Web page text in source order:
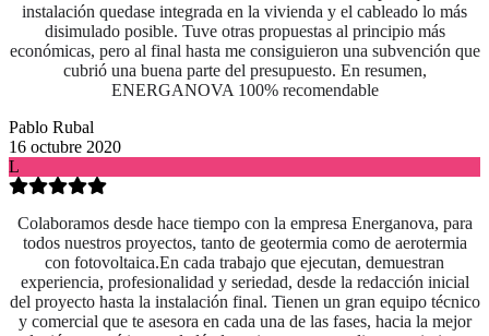
instalación quedase integrada en la vivienda y el cableado lo más
disimulado posible. Tuve otras propuestas al principio más
económicas, pero al final hasta me consiguieron una subvención que
cubrió una buena parte del presupuesto. En resumen,
ENERGANOVA 100% recomendable
Pablo Rubal
16 octubre 2020
L
Colaboramos desde hace tiempo con la empresa Energanova, para
todos nuestros proyectos, tanto de geotermia como de aerotermia
con fotovoltaica.En cada trabajo que ejecutan, demuestran
experiencia, profesionalidad y seriedad, desde la redacción inicial
del proyecto hasta la instalación final. Tienen un gran equipo técnico
y comercial que te asesora en cada una de las fases, hacia la mejor